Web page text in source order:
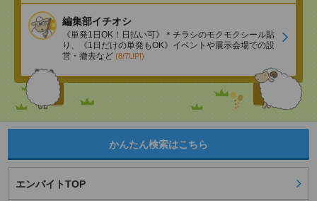
編集部イチオシ
《単発1日OK！日払い可》＊チラシのモクモクシール貼
り、《1日だけの単発もOK》イベントや展示会場での設
営・撤去など (8/7UP!)
かんたん検索はこちら
エンバイトTOP